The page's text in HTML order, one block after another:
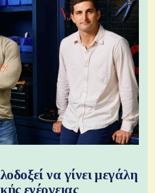
να γίνει μεγάλη
ενέργειας